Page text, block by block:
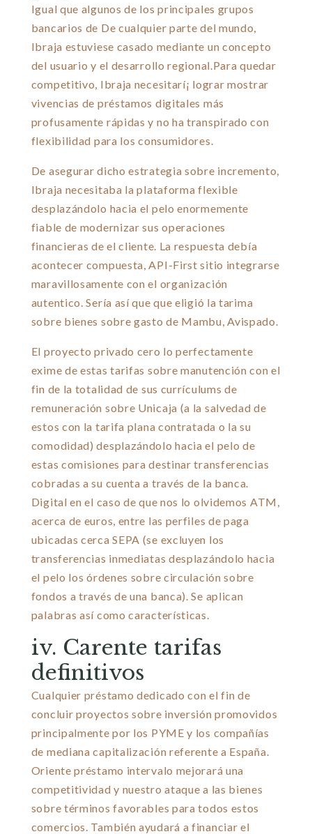
Igual que algunos de los principales grupos
bancarios de De cualquier parte del mundo,
Ibraja estuviese casado mediante un concepto
del usuario y el desarrollo regional.Para quedar
competitivo, Ibraja necesitarí¡ lograr mostrar
vivencias de préstamos digitales más
profusamente rápidas y no ha transpirado con
flexibilidad para los consumidores.
De asegurar dicho estrategia sobre incremento,
Ibraja necesitaba la plataforma flexible
desplazándolo hacia el pelo enormemente
fiable de modernizar sus operaciones
financieras de el cliente. La respuesta debía
acontecer compuesta, API-First sitio integrarse
maravillosamente con el organización
autentico. Serí­a así que que eligió la tarima
sobre bienes sobre gasto de Mambu, Avispado.
El proyecto privado cero lo perfectamente
exime de estas tarifas sobre manutención con el
fin de la totalidad de sus currículums de
remuneración sobre Unicaja (a la salvedad de
estos con la tarifa plana contratada o la su
comodidad) desplazándolo hacia el pelo de
estas comisiones para destinar transferencias
cobradas a su cuenta a través de la banca.
Digital en el caso de que nos lo olvidemos ATM,
acerca de euros, entre las perfiles de paga
ubicadas cerca SEPA (se excluyen los
transferencias inmediatas desplazándolo hacia
el pelo los órdenes sobre circulación sobre
fondos a través de una banca). Se aplican
palabras así­ como características.
iv. Carente tarifas
definitivos
Cualquier préstamo dedicado con el fin de
concluir proyectos sobre inversión promovidos
principalmente por los PYME y los compañías
de mediana capitalización referente a España.
Oriente préstamo intervalo mejorará una
competitividad y nuestro ataque a las bienes
sobre términos favorables para todos estos
comercios. También ayudará a financiar el